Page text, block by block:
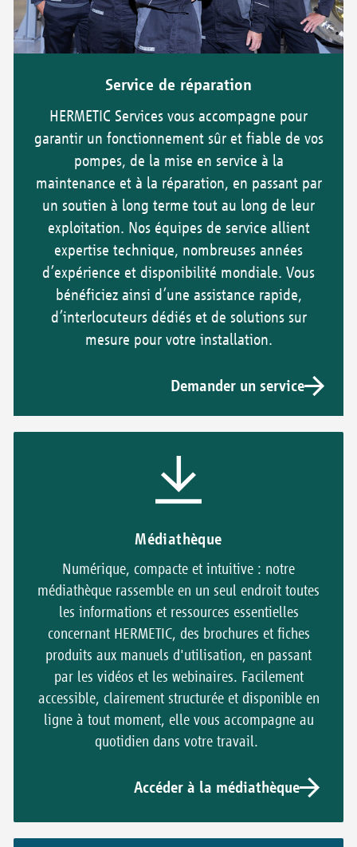
Service de réparation
HERMETIC Services vous accompagne pour
garantir un fonctionnement sûr et fiable de vos
pompes, de la mise en service à la
maintenance et à la réparation, en passant par
un soutien à long terme tout au long de leur
exploitation. Nos équipes de service allient
expertise technique, nombreuses années
d’expérience et disponibilité mondiale. Vous
bénéficiez ainsi d’une assistance rapide,
d’interlocuteurs dédiés et de solutions sur
mesure pour votre installation.
Demander un service
Médiathèque
Numérique, compacte et intuitive : notre
médiathèque rassemble en un seul endroit toutes
les informations et ressources essentielles
concernant HERMETIC, des brochures et fiches
produits aux manuels d'utilisation, en passant
par les vidéos et les webinaires. Facilement
accessible, clairement structurée et disponible en
ligne à tout moment, elle vous accompagne au
quotidien dans votre travail.
Accéder à la médiathèque